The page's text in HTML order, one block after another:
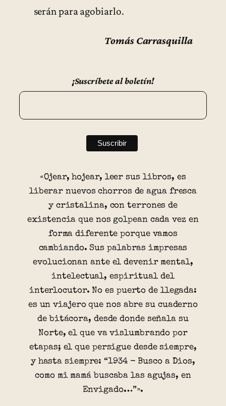
serán para agobiarlo.
Tomás Carrasquilla
¡Suscríbete al boletín!
«Ojear, hojear, leer sus libros, es
liberar nuevos chorros de agua fresca
y cristalina, con terrones de
existencia que nos golpean cada vez en
forma diferente porque vamos
cambiando. Sus palabras impresas
evolucionan ante el devenir mental,
intelectual, espiritual del
interlocutor. No es puerto de llegada:
es un viajero que nos abre su cuaderno
de bitácora, desde donde señala su
Norte, el que va vislumbrando por
etapas; el que persigue desde siempre,
y hasta siempre: “1934 - Busco a Dios,
como mi mamá buscaba las agujas, en
Envigado…”».